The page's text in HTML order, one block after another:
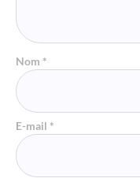
Nom *
E-mail *